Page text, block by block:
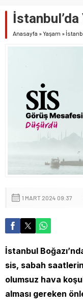
Anasayfa »Yaşam »
1 MART 2024 09:37
İstanbul
sis, sabah
olumsuz hava
alması gereken